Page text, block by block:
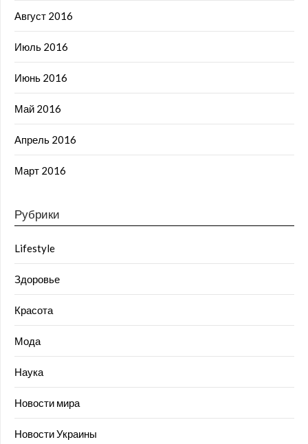
Август 2016
Июль 2016
Июнь 2016
Май 2016
Апрель 2016
Март 2016
Рубрики
Lifestyle
Здоровье
Красота
Мода
Наука
Новости мира
Новости Украины